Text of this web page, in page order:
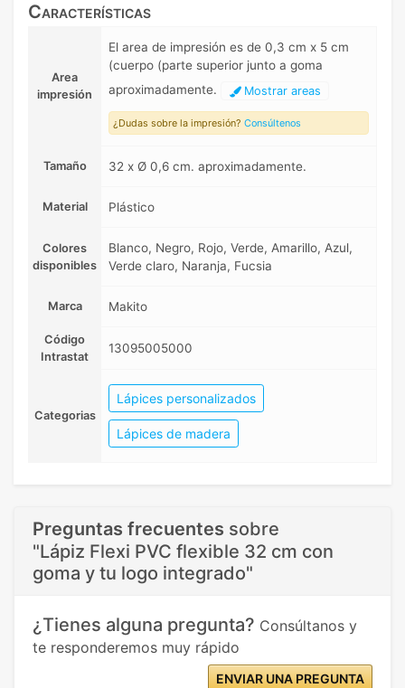
Características
Area
impresión
El area de impresión es de 0,3 cm x 5 cm
(cuerpo (parte superior junto a goma
aproximadamente.
Mostrar areas
¿Dudas sobre la impresión? Consúltenos
Tamaño 32 x Ø 0,6 cm. aproximadamente.
Material Plástico
Colores
disponibles
Blanco, Negro, Rojo, Verde, Amarillo, Azul,
Verde claro, Naranja, Fucsia
Marca Makito
Código
Intrastat
13095005000
Categorias
Lápices personalizados
Lápices de madera
Preguntas frecuentes sobre
"Lápiz Flexi PVC flexible 32 cm con
goma y tu logo integrado"
¿Tienes alguna pregunta? Consúltanos y
te responderemos muy rápido
ENVIAR UNA PREGUNTA